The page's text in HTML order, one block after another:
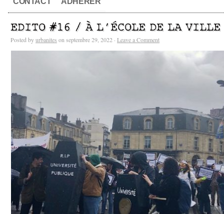
EDITO #16 / À L’ÉCOLE DE LA VILLE
Posted byurbanites on septembre 29, 2022 · Leave a Comment